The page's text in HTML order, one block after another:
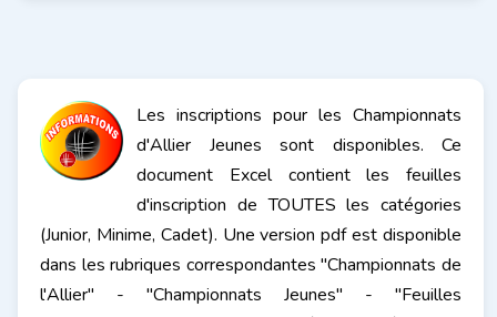
Les inscriptions pour les Championnats
d'Allier Jeunes sont disponibles. Ce
document Excel contient les feuilles
d'inscription de TOUTES les catégories
(Junior, Minime, Cadet). Une version pdf est disponible
dans les rubriques correspondantes "Championnats de
l'Allier" - "Championnats Jeunes" - "Feuilles